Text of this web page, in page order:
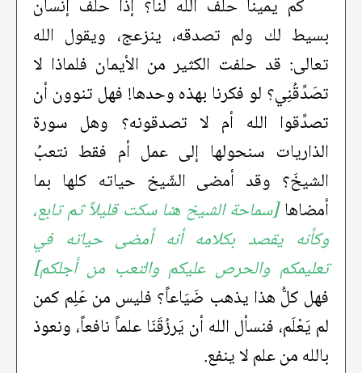
كم يميناً حلف الله لنا؟ إذا حلف إنسان
بسيط لك ولم تصدقه، ينزعج، ويقول الله
تعالى: قد حلفت الكثير من الأيمان فلماذا لا
تصَدِّقُنِي؟ لو فكرنا بهذه وحدها! فهل تنوون أن
تصدِّقوا الله أم لا تصدقونه؟ وهل سورة
الذاريات سنحولها إلى عمل أم فقط نتعبُ
الشيخَ؟ وقد أمضى الشّيخ حياته كلها بما
أمضاها[سماحة الشيخ هنا سكت قليلاً ثم تابع،
وكأنه يقصد بكلامه أنه أمضى حياته في
تعليمكم والحرص عليكم والتعب من أجلكم]
فهل كلُّ هذا يذهب ضَيَاعاً؟ فليس من عَلِم كمن
لم يَعْلَم، فنسأل الله أن يَرزُقَنَا علماً نافعاً، ونعوذ
بالله من علم لا ينفع.